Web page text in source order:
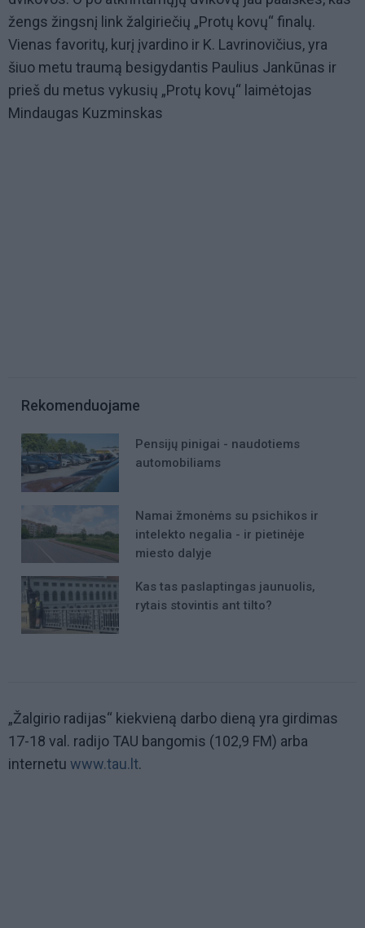
žengs žingsnį link žalgiriečių „Protų kovų“ finalų.
Vienas favoritų, kurį įvardino ir K. Lavrinovičius, yra
šiuo metu traumą besigydantis Paulius Jankūnas ir
prieš du metus vykusių „Protų kovų“ laimėtojas
Mindaugas Kuzminskas
Rekomenduojame
Pensijų pinigai - naudotiems
automobiliams
Namai žmonėms su psichikos ir
intelekto negalia - ir pietinėje
miesto dalyje
Kas tas paslaptingas jaunuolis,
rytais stovintis ant tilto?
„Žalgirio radijas“ kiekvieną darbo dieną yra girdimas
17-18 val. radijo TAU bangomis (102,9 FM) arba
internetu www.tau.lt.